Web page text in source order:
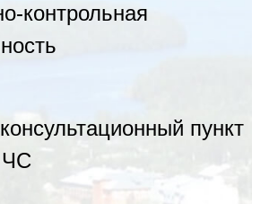
контрольная
пункт
ЧС